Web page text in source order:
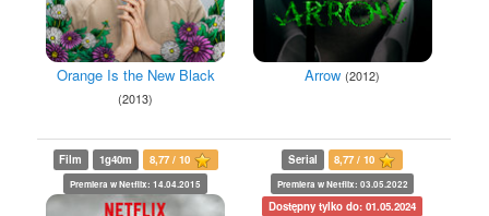
Orange Is the New Black
(2013)
Arrow (2012)
Film 1g40m 8,77 / 10
Premiera w Netflix: 14.04.2015
Serial 8,77 / 10
Premiera w Netflix: 03.05.2022
Dostępny tylko do: 01.05.2024